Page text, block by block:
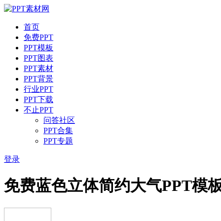
首页
免费PPT
PPT模板
PPT图表
PPT素材
PPT背景
行业PPT
PPT下载
不止PPT
问答社区
PPT合集
PPT专题
登录
免费蓝色立体简约大气PPT模